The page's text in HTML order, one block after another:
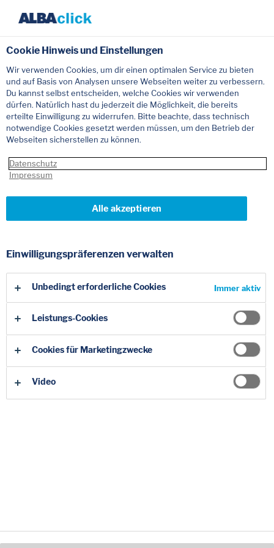
Das Portal
Der Shop
Mit wenigen Klicks den idealen Container für Ihre
Abfallentsorgung
Zum Shop
Cookie Hinweis und Einstellungen
Wir verwenden Cookies, um dir einen optimalen Service zu bieten
und auf Basis von Analysen unsere Webseiten weiter zu verbessern.
Du kannst selbst entscheiden, welche Cookies wir verwenden
dürfen. Natürlich hast du jederzeit die Möglichkeit, die bereits
erteilte Einwilligung zu widerrufen. Bitte beachte, dass technisch
notwendige Cookies gesetzt werden müssen, um den Betrieb der
Webseiten sicherstellen zu können.
Datenschutz
Impressum
Alle akzeptieren
Einwilligungspräferenzen verwalten
Unbedingt erforderliche Cookies Immer aktiv
Leistungs-Cookies
Cookies für Marketingzwecke
Video